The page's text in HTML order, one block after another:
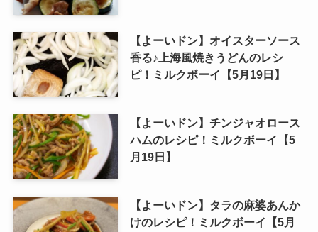
【よーいドン】オイスターソース
香る♪上海風焼きうどんのレシ
ピ！ミルクボーイ【5月19日】
【よーいドン】チンジャオロース
ハムのレシピ！ミルクボーイ【5
月19日】
【よーいドン】タラの麻婆あんか
けのレシピ！ミルクボーイ【5月